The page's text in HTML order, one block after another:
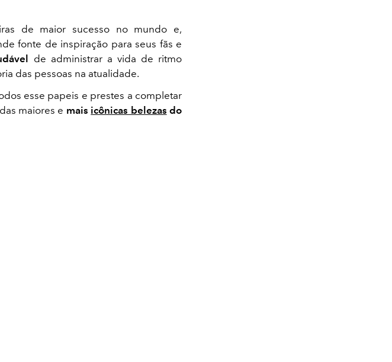
de maior sucesso no mundo e,
fonte de inspiração para seus fãs e
de administrar a vida de ritmo
das pessoas na atualidade.
esse papeis e prestes a completar
maiores e mais icônicas belezas do